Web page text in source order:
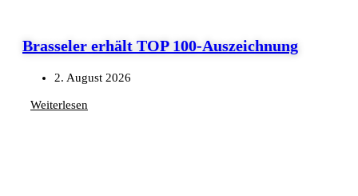
Brasseler erhält TOP 100-Auszeichnung
2. August 2026
Weiterlesen